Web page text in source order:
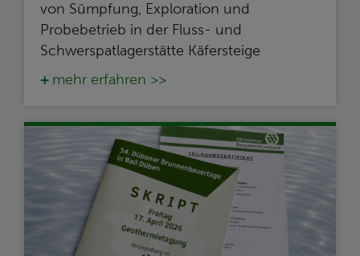
von Sümpfung, Exploration und
Probebetrieb in der Fluss- und
Schwerspatlagerstätte Käfersteige
mehr erfahren >>